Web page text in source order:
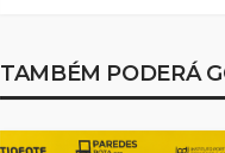
TAMBÉM PODERÁ
no
Rádio